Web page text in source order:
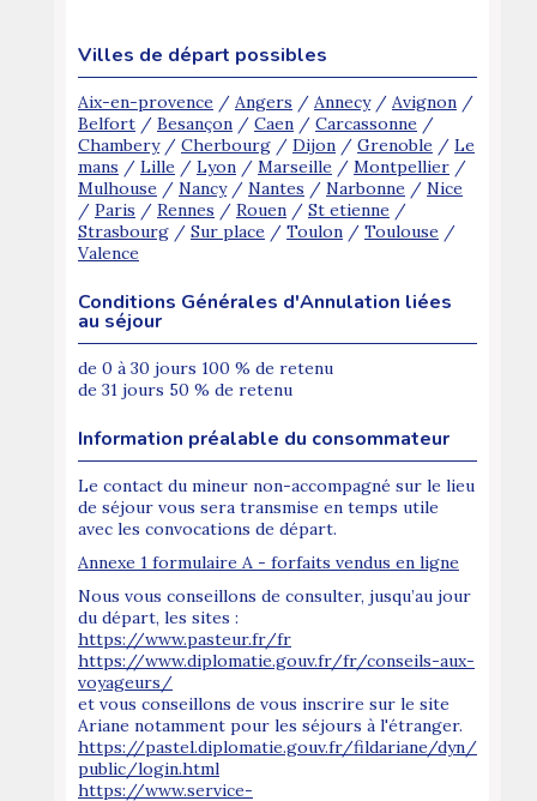
Villes de départ possibles
Aix-en-provence / Angers / Annecy/ Avignon /
Belfort / Besançon / Caen / Carcassonne /
Chambery/ Cherbourg / Dijon / Grenoble / Le
mans / Lille / Lyon / Marseille / Montpellier /
Mulhouse / Nancy/ Nantes / Narbonne / Nice
/ Paris / Rennes / Rouen / St etienne /
Strasbourg / Sur place / Toulon / Toulouse /
Valence
Conditions Générales d'Annulation liées
au séjour
de 0 à 30 jours 100 % de retenu
de 31 jours 50 % de retenu
Information préalable du consommateur
Le contact du mineur non-accompagné sur le lieu
de séjour vous sera transmise en temps utile
avec les convocations de départ.
Annexe 1 formulaire A - forfaits vendus en ligne
Nous vous conseillons de consulter, jusqu’au jour
du départ, les sites :
https://www.pasteur.fr/fr
https://www.diplomatie.gouv.fr/fr/conseils-aux-
voyageurs/
et vous conseillons de vous inscrire sur le site
Ariane notamment pour les séjours à l'étranger.
https://pastel.diplomatie.gouv.fr/fildariane/dyn/
public/login.html
https://www.service-